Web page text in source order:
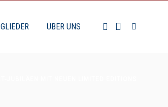
ÜBER UNS